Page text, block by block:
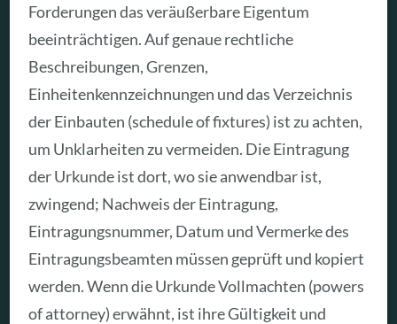
Forderungen das veräußerbare Eigentum
beeinträchtigen. Auf genaue rechtliche
Beschreibungen, Grenzen,
Einheitenkennzeichnungen und das Verzeichnis
der Einbauten (schedule of fixtures) ist zu achten,
um Unklarheiten zu vermeiden. Die Eintragung
der Urkunde ist dort, wo sie anwendbar ist,
zwingend; Nachweis der Eintragung,
Eintragungsnummer, Datum und Vermerke des
Eintragungsbeamten müssen geprüft und kopiert
werden. Wenn die Urkunde Vollmachten (powers
of attorney) erwähnt, ist ihre Gültigkeit und